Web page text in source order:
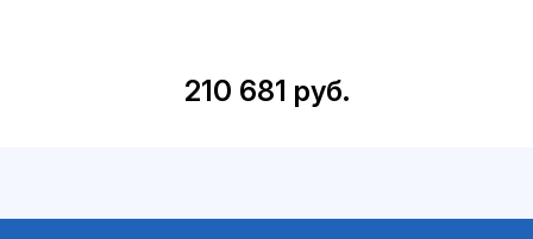
210 681 руб.